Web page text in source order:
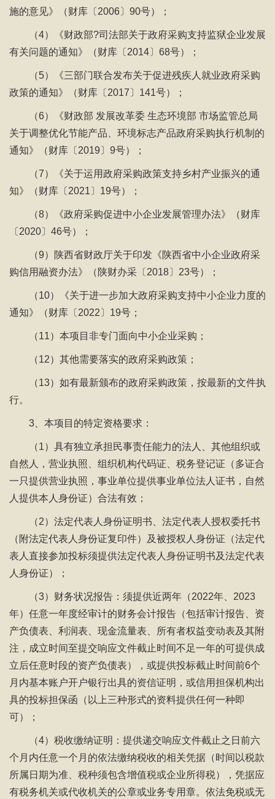
施的意见》（财库〔2006〕90号）；
（4）《财政部?司法部关于政府采购支持监狱企业发展
有关问题的通知》（财库〔2014〕68号）；
（5）《三部门联合发布关于促进残疾人就业政府采购
政策的通知》（财库〔2017〕141号）；
（6）《财政部 发展改革委 生态环境部 市场监管总局
关于调整优化节能产品、环境标志产品政府采购执行机制的
通知》（财库〔2019〕9号）；
（7）《关于运用政府采购政策支持乡村产业振兴的通
知》（财库〔2021〕19号）；
（8）《政府采购促进中小企业发展管理办法》（财库
〔2020〕46号）；
（9）陕西省财政厅关于印发《陕西省中小企业政府采
购信用融资办法》（陕财办采〔2018〕23号）；
（10）《关于进一步加大政府采购支持中小企业力度的
通知》（财库〔2022〕19号；
（11）本项目非专门面向中小企业采购；
（12）其他需要落实的政府采购政策；
（13）如有最新颁布的政府采购政策，按最新的文件执
行。
3、本项目的特定资格要求：
（1）具有独立承担民事责任能力的法人、其他组织或
自然人，营业执照、组织机构代码证、税务登记证（多证合
一只提供营业执照，事业单位提供事业单位法人证书，自然
人提供本人身份证）合法有效；
（2）法定代表人身份证明书、法定代表人授权委托书
（附法定代表人身份证复印件）及被授权人身份证（法定代
表人直接参加投标须提供法定代表人身份证明书及法定代表
人身份证）；
（3）财务状况报告：须提供近两年（2022年、2023
年）任意一年度经审计的财务会计报告（包括审计报告、资
产负债表、利润表、现金流量表、所有者权益变动表及其附
注，成立时间至提交响应文件截止时间不足一年的可提供成
立后任意时段的资产负债表），或提供投标截止时间前6个
月内基本账户开户银行出具的资信证明，或信用担保机构出
具的投标担保函（以上三种形式的资料提供任何一种即
可）；
（4）税收缴纳证明：提供递交响应文件截止之日前六
个月内任意一个月的依法缴纳税收的相关凭据（时间以税款
所属日期为准、税种须包含增值税或企业所得税），凭据应
有税务机关或代收机关的公章或业务专用章。依法免税或无